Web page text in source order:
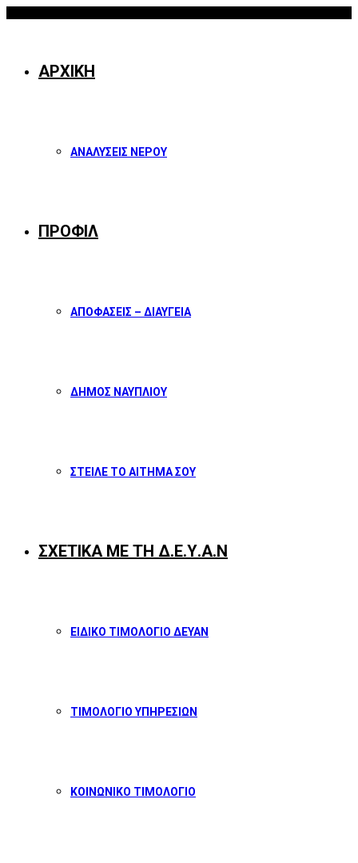
ΑΡΧΙΚΗ
ΑΝΑΛΥΣΕΙΣ ΝΕΡΟΥ
ΠΡΟΦΙΛ
ΑΠΟΦΑΣΕΙΣ – ΔΙΑΥΓΕΙΑ
ΔΗΜΟΣ ΝΑΥΠΛΙΟΥ
ΣΤΕΙΛΕ ΤΟ ΑΙΤΗΜΑ ΣΟΥ
ΣΧΕΤΙΚΑ ΜΕ ΤΗ Δ.Ε.Υ.Α.Ν
ΕΙΔΙΚΟ ΤΙΜΟΛΟΓΙΟ ΔΕΥΑΝ
ΤΙΜΟΛΟΓΙΟ ΥΠΗΡΕΣΙΩΝ
ΚΟΙΝΩΝΙΚΟ ΤΙΜΟΛΟΓΙΟ